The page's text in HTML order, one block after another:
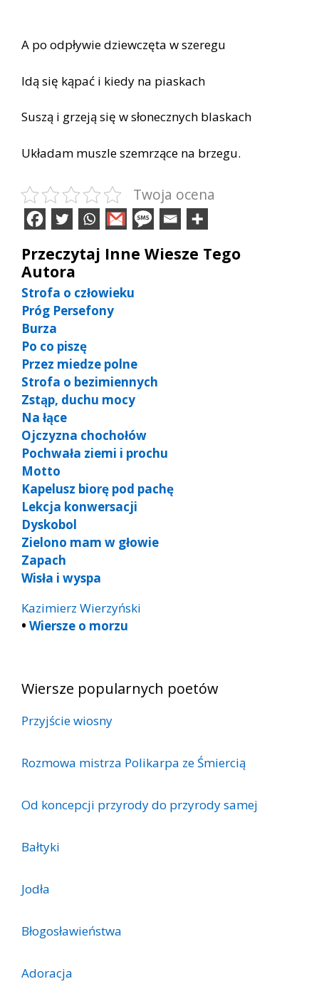
A po odpływie dziewczęta w szeregu
Idą się kąpać i kiedy na piaskach
Suszą i grzeją się w słonecznych blaskach
Układam muszle szemrzące na brzegu.
Twoja ocena
Przeczytaj Inne Wiesze Tego
Autora
Strofa o człowieku
Próg Persefony
Burza
Po co piszę
Przez miedze polne
Strofa o bezimiennych
Zstąp, duchu mocy
Na łące
Ojczyzna chochołów
Pochwała ziemi i prochu
Motto
Kapelusz biorę pod pachę
Lekcja konwersacji
Dyskobol
Zielono mam w głowie
Zapach
Wisła i wyspa
Kazimierz Wierzyński
• Wiersze o morzu
Wiersze popularnych poetów
Przyjście wiosny
Rozmowa mistrza Polikarpa ze Śmiercią
Od koncepcji przyrody do przyrody samej
Bałtyki
Jodła
Błogosławieństwa
Adoracja